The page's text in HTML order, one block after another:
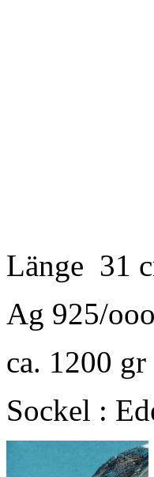
Länge 31
Ag 925/ooo
ca. 1200 gr
Sockel :